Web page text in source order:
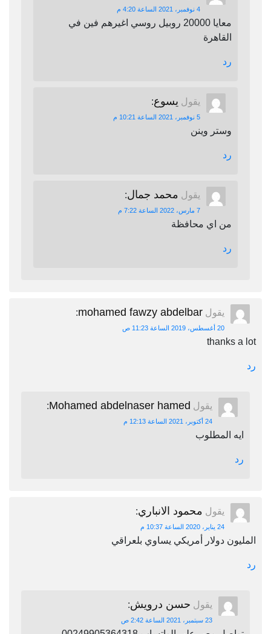
4 نوفمبر، 2021 الساعة 4:20 م
معايا 20000 روبيل روسي اغيرهم فين في
القاهرة
رد
يقول يسوع:
5 نوفمبر، 2021 الساعة 10:21 م
وستر وينن
رد
يقول محمد جمال:
7 مارس، 2022 الساعة 7:22 م
من اي محافظة
رد
يقول mohamed fawzy abdelbar
:
20 أغسطس، 2019 الساعة 11:23 ص
thanks a lot
رد
يقول Mohamed abdelnaser hamed
:
24 أكتوبر، 2021 الساعة 12:13 م
ايه المطلوب
رد
يقول محمود الانباري:
24 يناير، 2020 الساعة 10:37 م
المليون دولار أمريكي يساوي بلعراقي
رد
يقول حسن درويش:
23 سبتمبر، 2021 الساعة 2:42 ص